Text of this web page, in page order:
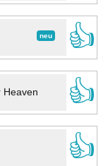
neu
👍
Heaven
👍
👍